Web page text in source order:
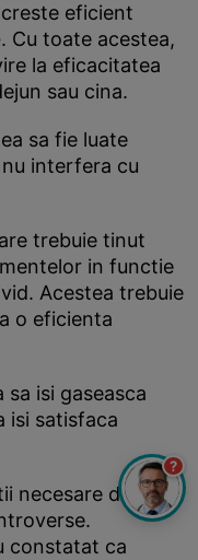
eficient
. Cu toate acestea,
la eficacitatea
sau cina.
sa fie luate
interfera cu
trebuie tinut
in functie
Acestea trebuie
o eficienta
isi gaseasca
isi satisfaca
necesare de
constatat ca
?